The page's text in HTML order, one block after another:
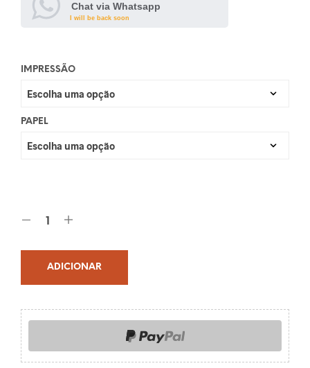
Chat via Whatsapp
I will be back soon
IMPRESSÃO
PAPEL
ADICIONAR